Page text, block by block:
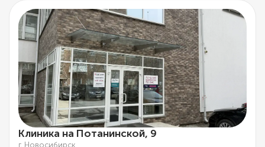
Клиника на Потанинской, 9
г. Новосибирск